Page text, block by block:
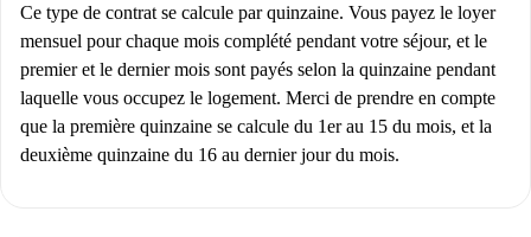
Ce type de contrat se calcule par quinzaine. Vous payez le loyer
mensuel pour chaque mois complété pendant votre séjour, et le
premier et le dernier mois sont payés selon la quinzaine pendant
laquelle vous occupez le logement. Merci de prendre en compte
que la première quinzaine se calcule du 1er au 15 du mois, et la
deuxième quinzaine du 16 au dernier jour du mois.